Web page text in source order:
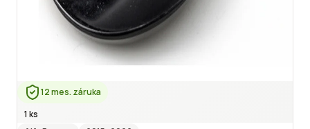
12 mes. záruka
1 ks